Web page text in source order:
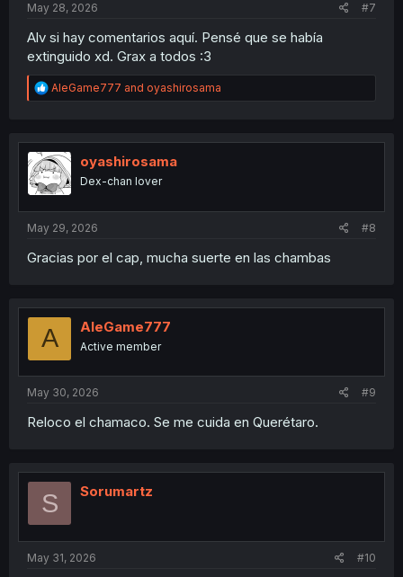
May 28, 2026 #7
Alv si hay comentarios aquí. Pensé que se había
extinguido xd. Grax a todos :3
R
e
t
i
o
n
AleGame777 and oyashirosama
oyashirosama
Dex-chan lover
May 29, 2026 #8
Gracias por el cap, mucha suerte en las chambas
A AleGame777
Active member
May 30, 2026 #9
Reloco el chamaco. Se me cuida en Querétaro.
S Sorumartz
May 31, 2026 #10